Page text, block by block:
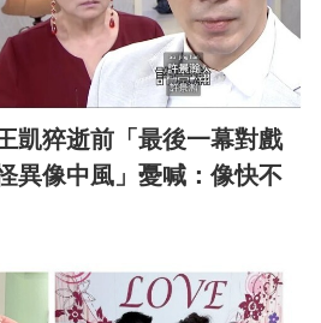
凱猝逝前「最後一幕對戲
像中風」憂喊：像快不